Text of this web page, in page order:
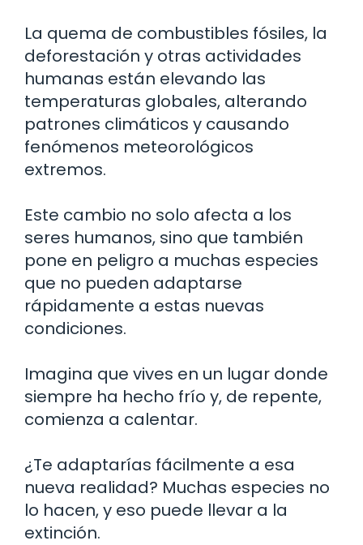
La quema de combustibles fósiles, la
deforestación y otras actividades
humanas están elevando las
temperaturas globales, alterando
patrones climáticos y causando
fenómenos meteorológicos
extremos.
Este cambio no solo afecta a los
seres humanos, sino que también
pone en peligro a muchas especies
que no pueden adaptarse
rápidamente a estas nuevas
condiciones.
Imagina que vives en un lugar donde
siempre ha hecho frío y, de repente,
comienza a calentar.
¿Te adaptarías fácilmente a esa
nueva realidad? Muchas especies no
lo hacen, y eso puede llevar a la
extinción.